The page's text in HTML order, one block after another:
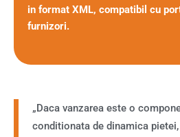
in format XML, compatibil cu
furnizori.
„Daca vanzarea este o
conditionata de dinamica